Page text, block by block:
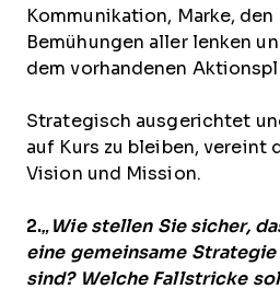
Kommunikation, Marke,
Bemühungen aller lenken
dem vorhandenen
Strategisch ausgerichtet
auf Kurs zu bleiben, vereint
Vision und Mission.
2.„Wie stellen Sie sicher,
eine gemeinsame
sind? Welche Fallstricke